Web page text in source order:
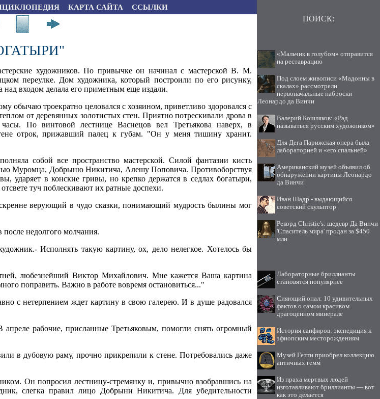
КАРТА САЙТА ССЫЛКИ
художников. По привычке он начинал с мастерской В. М.
переулке. Дом художника, который построили по его рисунку,
над входом делала его приметным еще издали.
обычаю троекратно целовался с хозяином, приветливо здоровался с
от деревянных золотистых стен. Приятно потрескивали дрова в
По винтовой лестнице Васнецов вел Третьякова наверх, в
отрок, прижавший палец к губам. "Он у меня тишину хранит.
собой все пространство мастерской. Силой фантазии кисть
Муромца, Добрыню Никитича, Алешу Поповича. Противоборствуя
ударяет в конские гривы, но крепко держатся в седлах богатыри,
туч поблескивают их ратные доспехи.
верующий в чудо сказки, понимающий мудрость былины мог
после недолгого молчания.
Исполнять такую картину, ох, дело нелегкое. Хотелось бы
любезнейший Виктор Михайлович. Мне кажется Ваша картина
поправить. Важно в работе вовремя остановиться..."
с нетерпением ждет картину в свою галерею. И в душе радовался
апреле рабочие, присланные Третьяковым, помогли снять огромный
в дубовую раму, прочно прикрепили к стене. Потребовались даже
Он попросил лестницу-стремянку и, привычно взобравшись на
слегка правил лицо Добрыни Никитича. Для убедительности
ПОИСК:
«Мальчик в голубом» отправится
на реставрацию
Под слоем живописи «Мадонны в
скалах» рассмотрели
первоначальные наброски
Леонардо да Винчи
Валерий Кошляков: «Рад
называться русским художником»
Для Дега Парижская опера была
лабораторией и «его спальней»
Американский музей объявил об
обнаружении картины Леонардо
да Винчи
Иван Шадр - выдающийся
советский скульптор
Рекорд Christie's: шедевр Да Винчи
'Спаситель мира' продан за $450
млн
Лабораторные бриллианты
становятся популярнее
Сияющий опал: 10 удивительных
фактов о самом красивом
драгоценном минерале
История сапфиров: экспедиция к
эфиопским месторождениям
Музей Гетти приобрел коллекцию
античных гемм
Из праха мертвых людей
изготавливают бриллианты — вот
как это делается